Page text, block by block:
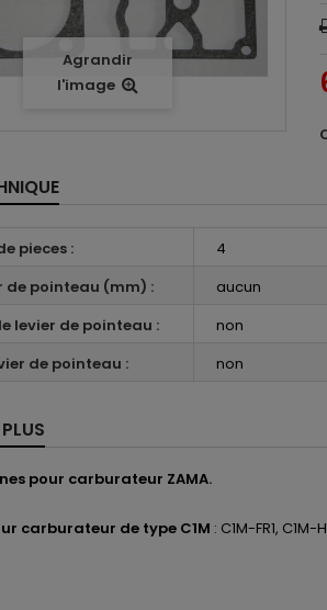
Agrandir
l'image
pieces :
4
de pointeau (mm) :
aucun
levier de pointeau :
non
de pointeau :
non
pour carburateur ZAMA.
carburateur de type C1M : C1M-FR1, C1M-